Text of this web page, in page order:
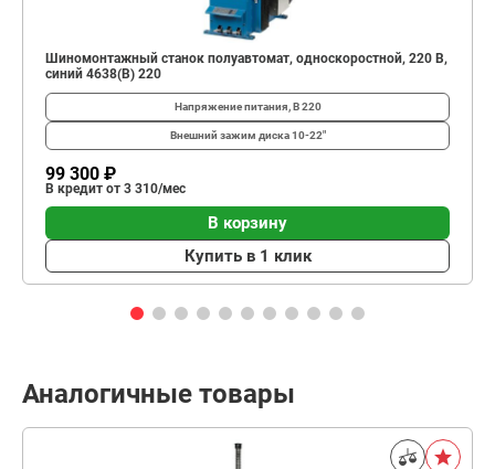
Шиномонтажный станок полуавтомат, односкоростной, 220 В,
синий 4638(B) 220
Напряжение питания, В220
Внешний зажим диска10-22"
99 300 ₽
В кредит от 3 310/мес
В корзину
Купить в 1 клик
Аналогичные товары